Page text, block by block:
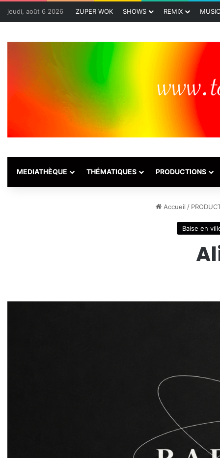
jeudi, août 6 2026 ZUPER WOK SHOWS REMIX MUSIC
MEDIATHÈQUE THÉMATIQUES PRODUCTIONS
Accueil /
Baise en